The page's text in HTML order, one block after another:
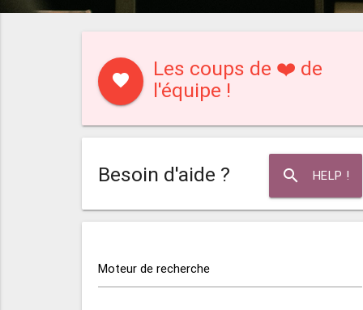
favorite
Les coups de ❤️ de
l'équipe !
search HELP !
Besoin d'aide ?
Moteur de recherche